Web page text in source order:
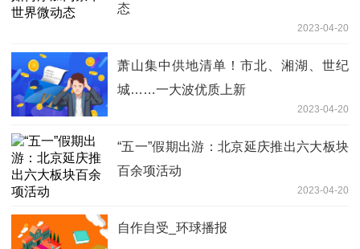
态
2023-04-20
萧山集中供地清单！市北、湘湖、世纪
城……一大波优质上新
2023-04-20
“五一”假期出游：北京延庆推出六大板块
百余项活动
2023-04-20
自作自受_环球播报